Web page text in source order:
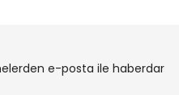
e-posta ile haberdar